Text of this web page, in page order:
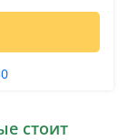
стоит